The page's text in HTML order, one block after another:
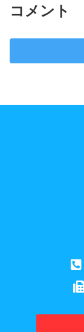
コメント